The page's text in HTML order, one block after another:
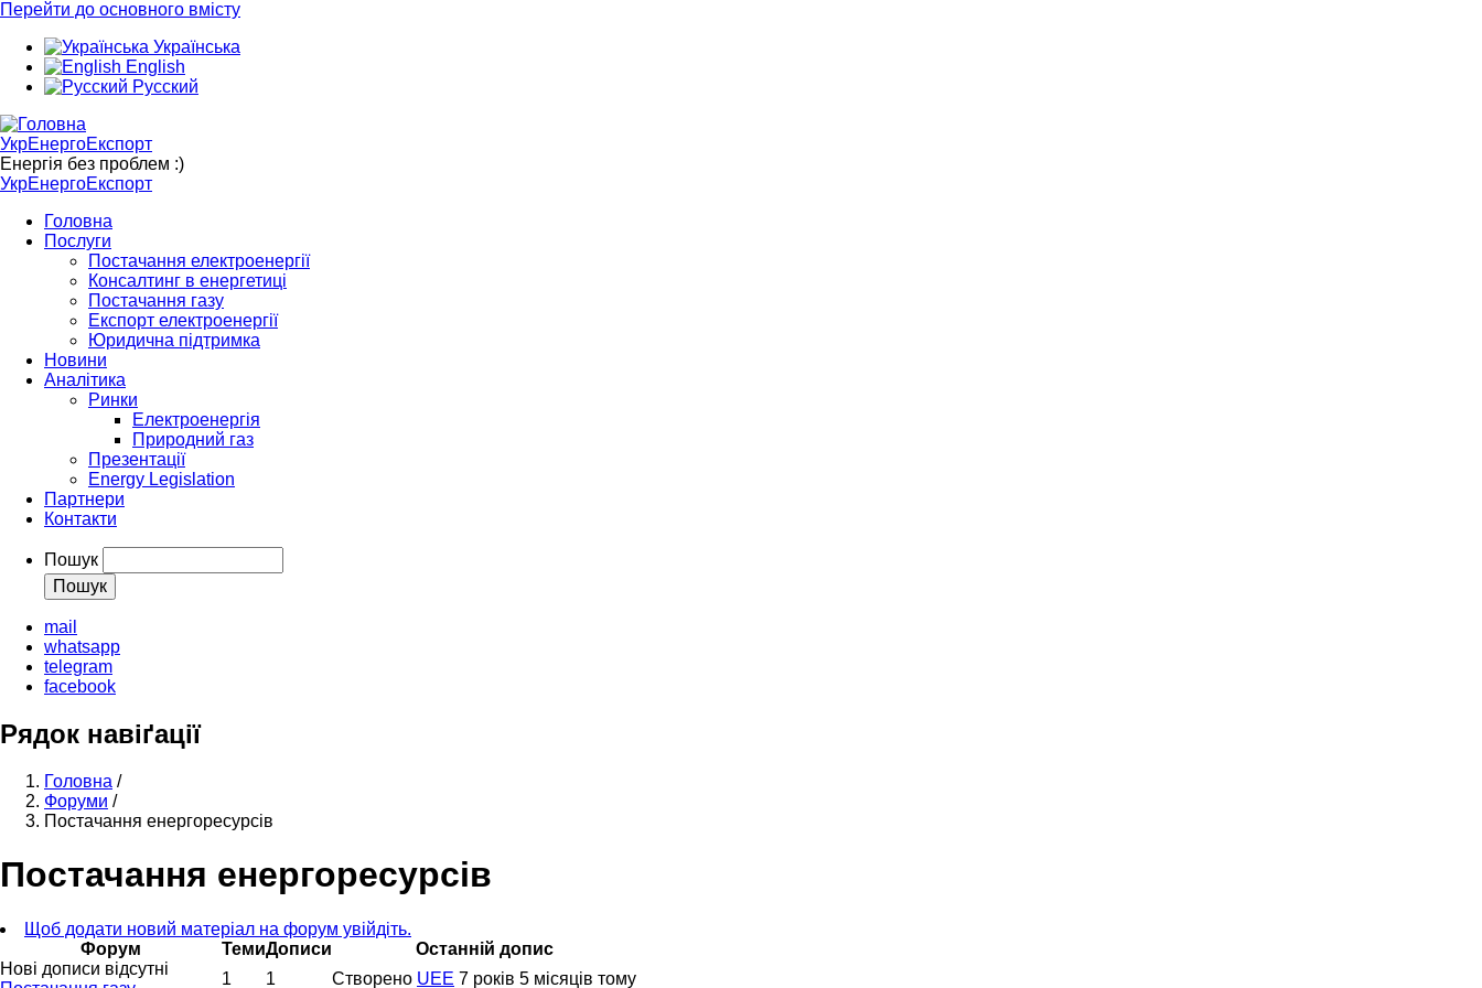
Перейти до основного вмісту
Українська
English
Русский
УкрЕнергоЕкспорт
Енергія без проблем :)
УкрЕнергоЕкспорт
Головна
Послуги
Постачання електроенергії
Консалтинг в енергетиці
Постачання газу
Експорт електроенергії
Юридична підтримка
Новини
Аналітика
Ринки
Електроенергія
Природний газ
Презентації
Energy Legislation
Партнери
Контакти
Пошук
mail
whatsapp
telegram
facebook
Рядок навіґації
Головна /
Форуми /
Постачання енергоресурсів
Постачання енергоресурсів
Щоб додати новий матеріал на форум увійдіть.
Форум
ТемиДописи
Останній допис
Нові дописи відсутні
1 1 Створено UEE 7 років 5 місяців тому